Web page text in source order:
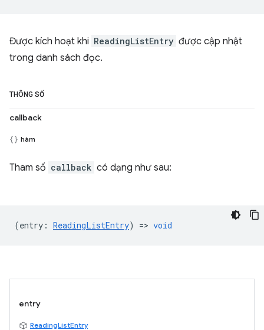
Được kích hoạt khi ReadingListEntry được cập nhật
trong danh sách đọc.
THÔNG SỐ
callback
hàm
Tham số callback có dạng như sau:
(entry : ReadingListEntry) => void
entry
ReadingListEntry